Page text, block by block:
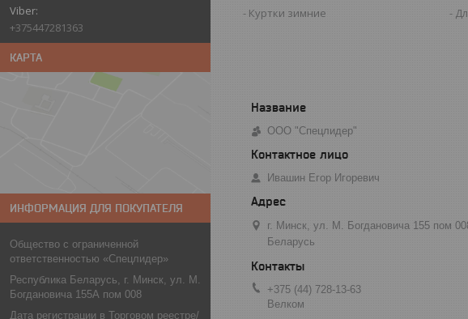
+375447281363
КАРТА
ИНФОРМАЦИЯ ДЛЯ ПОКУПАТЕЛЯ
Общество с ограниченной
ответственностью «Спецлидер»
Республика Беларусь, г. Минск, ул. М.
Богдановича 155А пом 008
Дата регистрации в Торговом реестре/
Куртки зимние
ООО "Спецлидер"
Ивашин Егор Игоревич
г. Минск, ул. М. Богдановича 155 пом
Беларусь
+375 (44) 728-13-63
Велком